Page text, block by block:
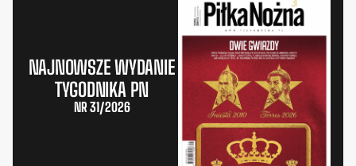
NAJNOWSZE WYDANIE
TYGODNIKA PN
NR 31/2026